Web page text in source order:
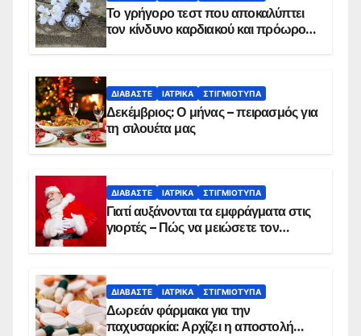
Το γρήγορο τεστ που αποκαλύπτει
τον κίνδυνο καρδιακού και πρόωρου
ΔΙΑΒΆΣΤΕ ΙΑΤΡΙΚΆ ΣΤΙΓΜΙΌΤΥΠΑ
Δεκέμβριος: Ο μήνας – πειρασμός για
τη σιλουέτα μας
ΔΙΑΒΆΣΤΕ ΙΑΤΡΙΚΆ ΣΤΙΓΜΙΌΤΥΠΑ
Γιατί αυξάνονται τα εμφράγματα στις
γιορτές – Πώς να μειώσετε τον
ΔΙΑΒΆΣΤΕ ΙΑΤΡΙΚΆ ΣΤΙΓΜΙΌΤΥΠΑ
Δωρεάν φάρμακα για την
παχυσαρκία: Αρχίζει η αποστολή